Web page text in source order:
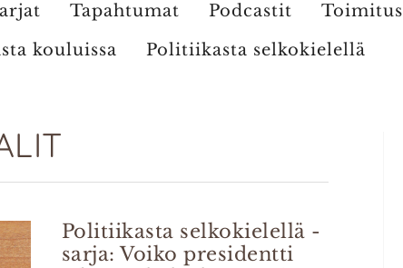
Tapahtumat Podcastit Toimitus
kouluissa Politiikasta selkokielellä
Politiikasta selkokielellä -
sarja: Voiko presidentti